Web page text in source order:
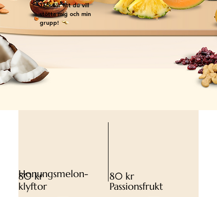
Tack för att du vill
stötta mig och min
grupp!
80 kr
Honungsmelon-
klyftor
80 kr
Passionsfrukt